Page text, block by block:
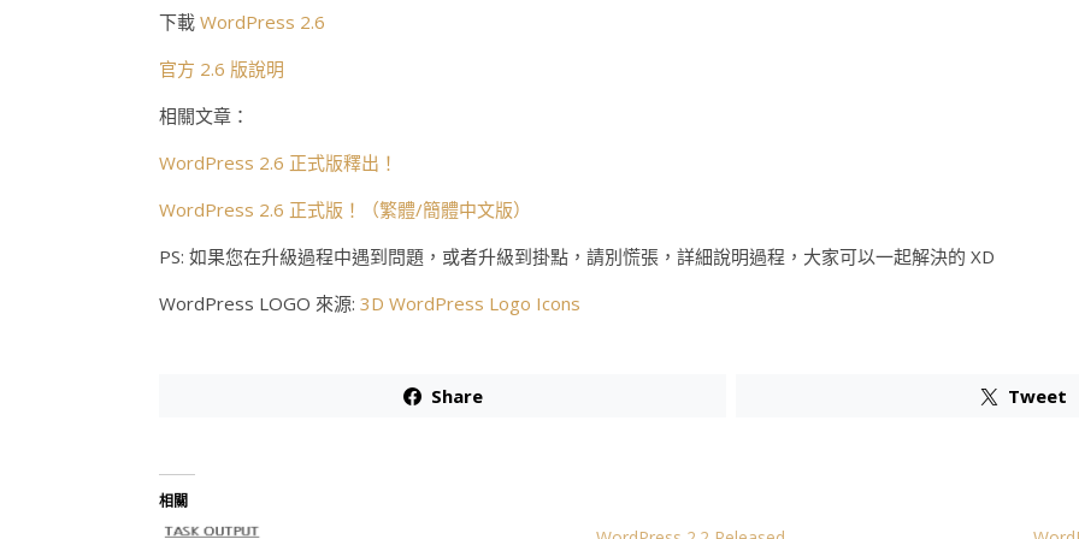
下載 WordPress 2.6
官方 2.6 版說明
相關文章：
WordPress 2.6 正式版釋出！
WordPress 2.6 正式版！（繁體/簡體中文版）
PS: 如果您在升級過程中遇到問題，或者升級到掛點，請別慌張，詳細說明過程，大家可以一起解決的 XD
WordPress LOGO 來源: 3D WordPress Logo Icons
Share Tweet
相關